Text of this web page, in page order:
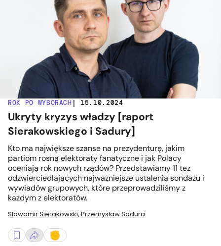
ROK PO WYBORACH | 15.10.2024
Ukryty kryzys władzy [raport
Sierakowskiego i Sadury]
Kto ma największe szanse na prezydenturę, jakim
partiom rosną elektoraty fanatyczne i jak Polacy
oceniają rok nowych rządów? Przedstawiamy 11 tez
odzwierciedlających najważniejsze ustalenia sondażu i
wywiadów grupowych, które przeprowadziliśmy z
każdym z elektoratów.
Sławomir Sierakowski, Przemysław Sadura